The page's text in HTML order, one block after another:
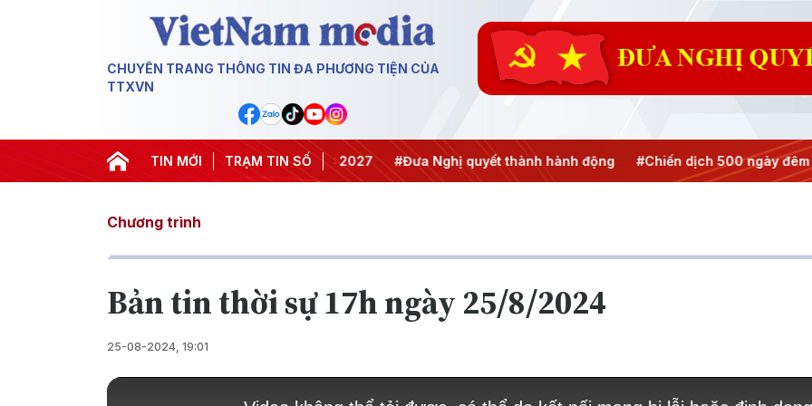
CHUYÊN TRANG THÔNG TIN ĐA PHƯƠNG TIỆN CỦA
TTXVN
TIN MỚI TRẠM TIN SỐ
#Hội nghị Trung ương 3 #APEC 2027 #Đưa Nghị quyết thành hành động #Chiến dịch 500 ngày đêm
Chương trình
Bản tin thời sự 17h ngày 25/8/2024
25-08-2024, 19:01
This